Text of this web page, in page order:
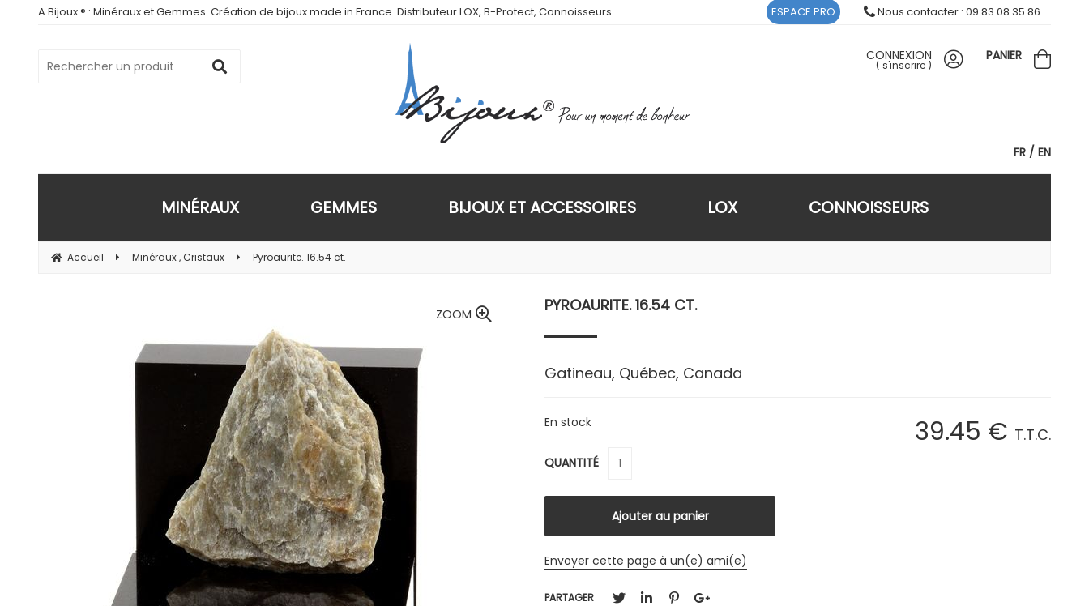
A Bijoux ® : Minéraux et Gemmes. Création de bijoux made in France. Distributeur LOX, B-Protect, Connoisseurs.
FR EN
CONNEXION
( s'inscrire )
PANIER
MINÉRAUX GEMMES BIJOUX ET ACCESSOIRES LOX CONNOISSEURS
Accueil Minéraux , Cristaux Pyroaurite. 16.54 ct.
ZOOM PYROAURITE. 16.54 CT.
Gatineau, Québec, Canada
39.45 € T.T.C.
En stock
QUANTITÉ
Envoyer cette page à un(e) ami(e)
PARTAGER
ESPACE PRO Nous contacter : 09 83 08 35 86